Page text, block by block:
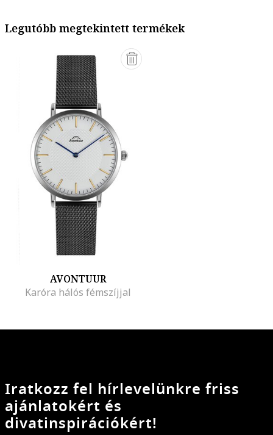
Legutóbb megtekintett termékek
AVONTUUR
Karóra hálós fémszíjjal
Iratkozz fel hírlevelünkre friss
ajánlatokért és
divatinspirációkért!